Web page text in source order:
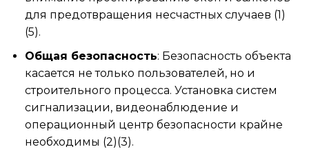
для предотвращения несчастных случаев (1)
(5).
Общая безопасность: Безопасность объекта
касается не только пользователей, но и
строительного процесса. Установка систем
сигнализации, видеонаблюдение и
операционный центр безопасности крайне
необходимы (2)(3).